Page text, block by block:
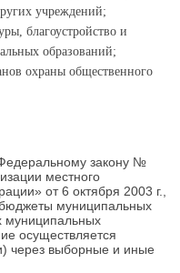
учреждений;
благоустройство и
образований;
охраны общественного
закону №
местного
от 6 октября 2003 г.,
муниципальных
муниципальных
осуществляется
через выборные и иные